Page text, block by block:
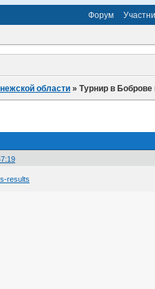
Форум
области »Турнир в
results